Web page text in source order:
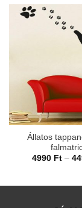
Állatos
4990 Ft –